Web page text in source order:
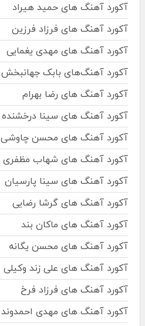
آکورد آهنگ های حمید هیراد
آکورد آهنگ های فرزاد فرزین
آکورد آهنگ های مهدی یغمایی
آکورد آهنگ‌های بابک جهانبخش
آکورد آهنگ های رضا بهرام
آکورد آهنگ های سینا درخشنده
آکورد آهنگ های محسن چاوشی
آکورد آهنگ های شهاب مظفری
آکورد آهنگ های سینا پارسیان
آکورد آهنگ های گرشا رضایی
آکورد آهنگ های ماکان بند
آکورد آهنگ های محسن یگانه
آکورد آهنگ های علی زند وکیلی
آکورد آهنگ های فرزاد فرخ
آکورد آهنگ های مهدی احمدوند